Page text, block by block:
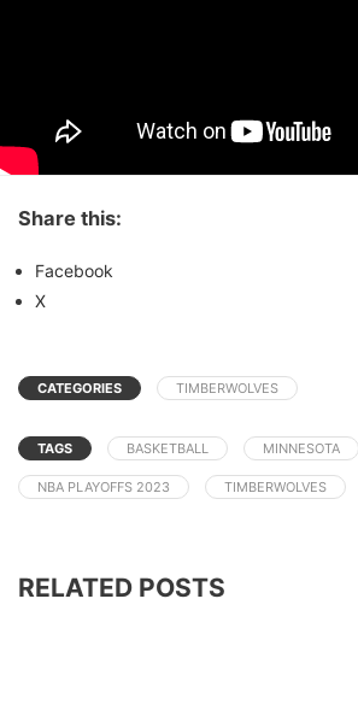
Share this:
Facebook
X
CATEGORIES TIMBERWOLVES
TAGS BASKETBALL MINNESOTA
NBA PLAYOFFS 2023 TIMBERWOLVES
RELATED POSTS